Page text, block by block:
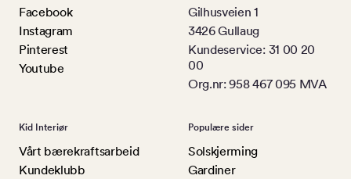
Facebook
Instagram
Pinterest
Youtube
Gilhusveien 1
3426 Gullaug
Kundeservice: 31 00 20
00
Org.nr: 958 467 095 MVA
Kid Interiør
Vårt bærekraftsarbeid
Kundeklubb
Populære sider
Solskjerming
Gardiner